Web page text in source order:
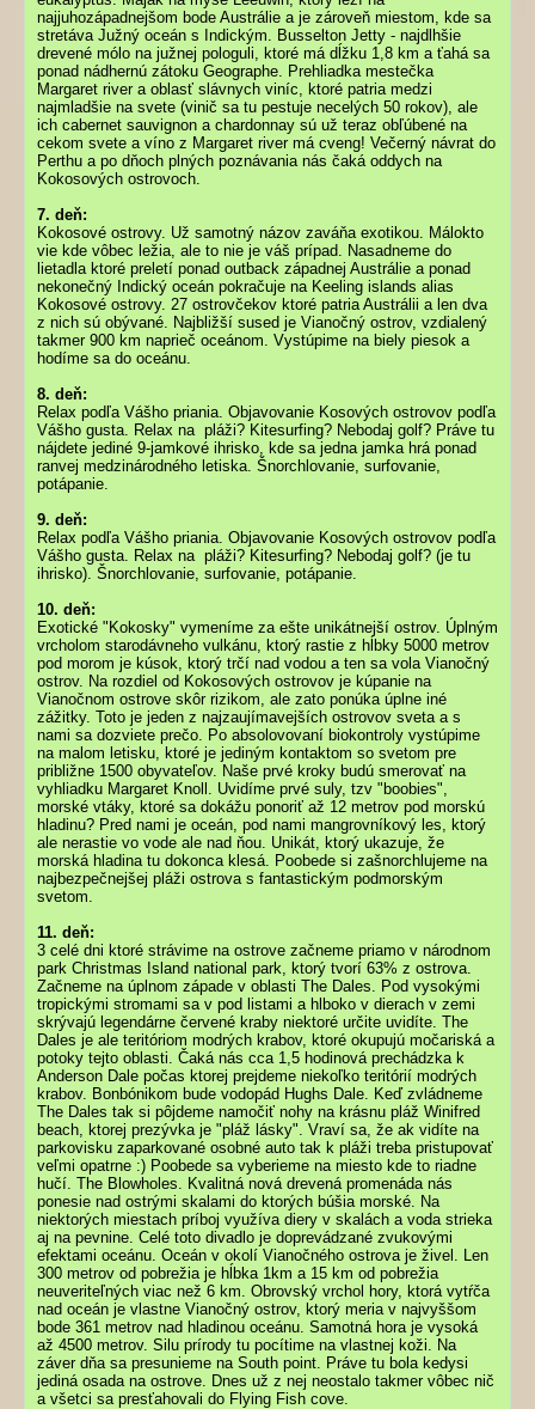
najjuhozápadnejšom bode Austrálie a je zároveň miestom, kde sa
stretáva Južný oceán s Indickým. Busselton Jetty - najdlhšie
drevené mólo na južnej pologuli, ktoré má dĺžku 1,8 km a ťahá sa
ponad nádhernú zátoku Geographe. Prehliadka mestečka
Margaret river a oblasť slávnych viníc, ktoré patria medzi
najmladšie na svete (vinič sa tu pestuje necelých 50 rokov), ale
ich cabernet sauvignon a chardonnay sú už teraz obľúbené na
cekom svete a víno z Margaret river má cveng! Večerný návrat do
Perthu a po dňoch plných poznávania nás čaká oddych na
Kokosových ostrovoch.
7. deň:
Kokosové ostrovy. Už samotný názov zaváňa exotikou. Málokto
vie kde vôbec ležia, ale to nie je váš prípad. Nasadneme do
lietadla ktoré preletí ponad outback západnej Austrálie a ponad
nekonečný Indický oceán pokračuje na Keeling islands alias
Kokosové ostrovy. 27 ostrovčekov ktoré patria Austrálii a len dva
z nich sú obývané. Najbližší sused je Vianočný ostrov, vzdialený
takmer 900 km naprieč oceánom. Vystúpime na biely piesok a
hodíme sa do oceánu.
8. deň:
Relax podľa Vášho priania. Objavovanie Kosových ostrovov podľa
Vášho gusta. Relax na pláži? Kitesurfing? Nebodaj golf? Práve tu
nájdete jediné 9-jamkové ihrisko, kde sa jedna jamka hrá ponad
ranvej medzinárodného letiska. Šnorchlovanie, surfovanie,
potápanie.
9. deň:
Relax podľa Vášho priania. Objavovanie Kosových ostrovov podľa
Vášho gusta. Relax na pláži? Kitesurfing? Nebodaj golf? (je tu
ihrisko). Šnorchlovanie, surfovanie, potápanie.
10. deň:
Exotické "Kokosky" vymeníme za ešte unikátnejší ostrov. Úplným
vrcholom starodávneho vulkánu, ktorý rastie z hĺbky 5000 metrov
pod morom je kúsok, ktorý trčí nad vodou a ten sa vola Vianočný
ostrov. Na rozdiel od Kokosových ostrovov je kúpanie na
Vianočnom ostrove skôr rizikom, ale zato ponúka úplne iné
zážitky. Toto je jeden z najzaujímavejších ostrovov sveta a s
nami sa dozviete prečo. Po absolovovaní biokontroly vystúpime
na malom letisku, ktoré je jediným kontaktom so svetom pre
približne 1500 obyvateľov. Naše prvé kroky budú smerovať na
vyhliadku Margaret Knoll. Uvidíme prvé suly, tzv "boobies",
morské vtáky, ktoré sa dokážu ponoriť až 12 metrov pod morskú
hladinu? Pred nami je oceán, pod nami mangrovníkový les, ktorý
ale nerastie vo vode ale nad ňou. Unikát, ktorý ukazuje, že
morská hladina tu dokonca klesá. Poobede si zašnorchlujeme na
najbezpečnejšej pláži ostrova s fantastickým podmorským
svetom.
11. deň:
3 celé dni ktoré strávime na ostrove začneme priamo v národnom
park Christmas Island national park, ktorý tvorí 63% z ostrova.
Začneme na úplnom západe v oblasti The Dales. Pod vysokými
tropickými stromami sa v pod listami a hlboko v dierach v zemi
skrývajú legendárne červené kraby niektoré určite uvidíte. The
Dales je ale teritóriom modrých krabov, ktoré okupujú močariská a
potoky tejto oblasti. Čaká nás cca 1,5 hodinová prechádzka k
Anderson Dale počas ktorej prejdeme niekoľko teritórií modrých
krabov. Bonbónikom bude vodopád Hughs Dale. Keď zvládneme
The Dales tak si pôjdeme namočiť nohy na krásnu pláž Winifred
beach, ktorej prezývka je "pláž lásky". Vraví sa, že ak vidíte na
parkovisku zaparkované osobné auto tak k pláži treba pristupovať
veľmi opatrne :) Poobede sa vyberieme na miesto kde to riadne
hučí. The Blowholes. Kvalitná nová drevená promenáda nás
ponesie nad ostrými skalami do ktorých búšia morské. Na
niektorých miestach príboj využíva diery v skalách a voda strieka
aj na pevnine. Celé toto divadlo je doprevádzané zvukovými
efektami oceánu. Oceán v okolí Vianočného ostrova je živel. Len
300 metrov od pobrežia je hĺbka 1km a 15 km od pobrežia
neuveriteľných viac než 6 km. Obrovský vrchol hory, ktorá vytŕča
nad oceán je vlastne Vianočný ostrov, ktorý meria v najvyššom
bode 361 metrov nad hladinou oceánu. Samotná hora je vysoká
až 4500 metrov. Silu prírody tu pocítime na vlastnej koži. Na
záver dňa sa presunieme na South point. Práve tu bola kedysi
jediná osada na ostrove. Dnes už z nej neostalo takmer vôbec nič
a všetci sa presťahovali do Flying Fish cove.